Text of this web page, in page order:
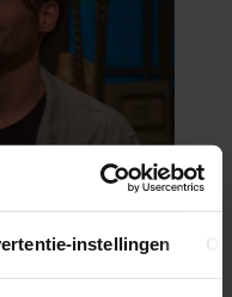
instellingen
TIM
GRENS